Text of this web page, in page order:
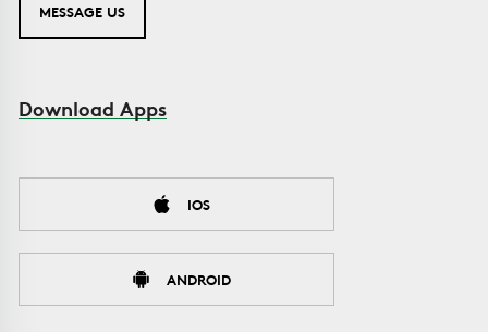
MESSAGE US
Download Apps
IOS
ANDROID